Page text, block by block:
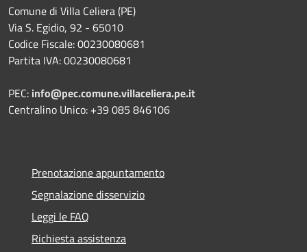
Comune di Villa Celiera (PE)
Via S. Egidio, 92 - 65010
Codice Fiscale: 00230080681
Partita IVA: 00230080681
PEC: info@pec.comune.villaceliera.pe.it
Centralino Unico: +39 085 846106
Prenotazione appuntamento
Segnalazione disservizio
Leggi le FAQ
Richiesta assistenza